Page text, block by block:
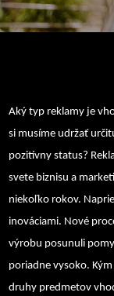
Aký typ reklamy je
si musíme udržať
pozitívny status?
svete biznisu a
niekoľko rokov.
inováciami. Nové
výrobu posunuli
poriadne vysoko.
druhy predmetov